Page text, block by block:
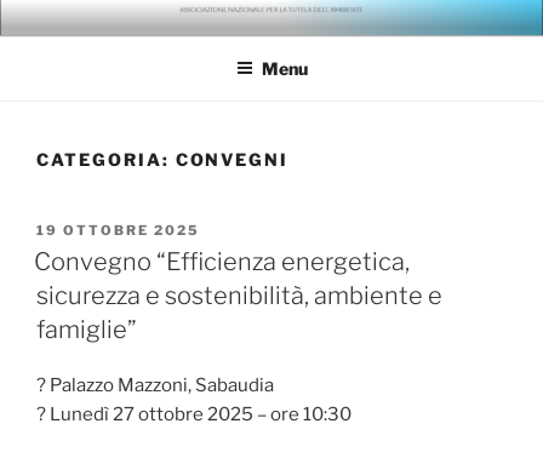
Salta
al
ANTA – ASSOCIAZIONE
NAZIONALE PER LA TUTELA
Menu
CATEGORIA: CONVEGNI
PUBBLICATO
IL
19 OTTOBRE 2025
Convegno “Efficienza energetica,
sicurezza e sostenibilità, ambiente e
famiglie”
? Palazzo Mazzoni, Sabaudia
? Lunedì 27 ottobre 2025 – ore 10:30